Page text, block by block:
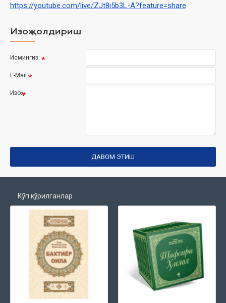
https://youtube.com/live/ZJt8i5b3L-A?feature=share
Изоҳ қолдириш
Исмингиз:
E-Mail
Изоҳ
ДАВОМ ЭТИШ
Кўп кўрилганлар